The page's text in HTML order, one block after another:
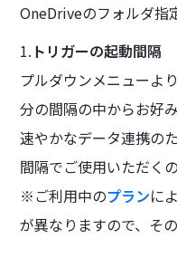
OneDriveのフォルダ指
1. トリガーの起動間隔
プルダウンメニューよ
分の間隔の中からお好
速やかなデータ連携の
間隔でご使用いただく
※ご利用中のプランに
が異なりますので、そ